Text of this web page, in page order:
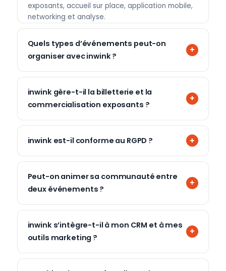
exposants, accueil sur place, application mobile,
networking et analyse.
Quels types d’événements peut-on
organiser avec inwink ?
inwink gère-t-il la billetterie et la
commercialisation exposants ?
inwink est-il conforme au RGPD ?
Peut-on animer sa communauté entre
deux événements ?
inwink s’intègre-t-il à mon CRM et à mes
outils marketing ?